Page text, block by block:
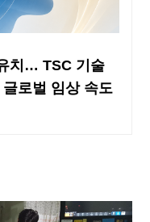
치… TSC 기술
글로벌 임상 속도